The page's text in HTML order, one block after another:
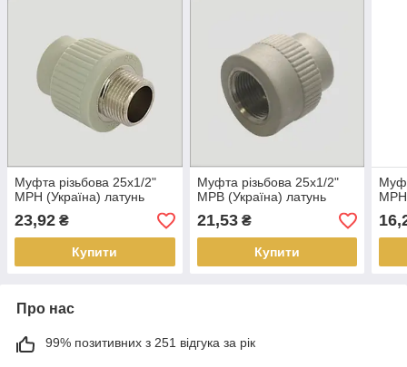
Муфта різьбова 25х1/2"
МРН (Україна) латунь
23,92 ₴
Купити
Муфта різьбова 25х1/2"
МРВ (Україна) латунь
21,53₴
Купити
МРН
Про нас
99% позитивних з 251 відгука за рік